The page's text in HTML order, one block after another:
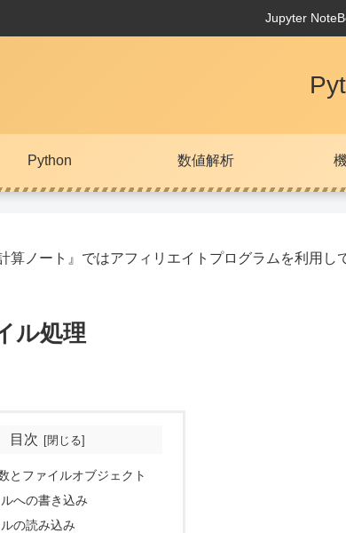
Jupyter
Python 数値解析
算ノート』ではアフィリエイトプログラムを利用し
ル処理
目次
とファイルオブジェクト
への書き込み
の読み込み